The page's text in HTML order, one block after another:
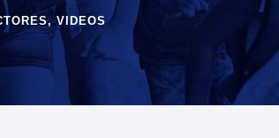
, VIDEOS